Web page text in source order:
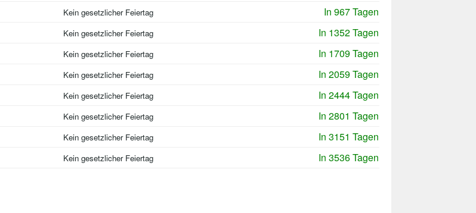
Kein gesetzlicher Feiertag
In 967 Tagen
Kein gesetzlicher Feiertag
In 1352 Tagen
Kein gesetzlicher Feiertag
In 1709 Tagen
Kein gesetzlicher Feiertag
In 2059 Tagen
Kein gesetzlicher Feiertag
In 2444 Tagen
Kein gesetzlicher Feiertag
In 2801 Tagen
Kein gesetzlicher Feiertag
In 3151 Tagen
Kein gesetzlicher Feiertag In 3536 Tagen